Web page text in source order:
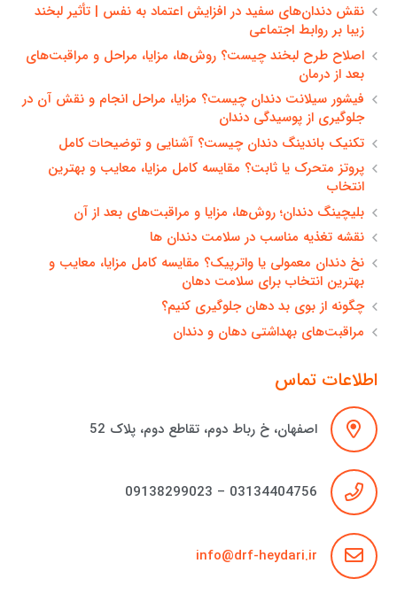
نقش دندان‌های سفید در افزایش اعتماد به نفس | تأثیر لبخند
زیبا بر روابط اجتماعی
اصلاح طرح لبخند چیست؟ روش‌ها، مزایا، مراحل و مراقبت‌های
بعد از درمان
فیشور سیلانت دندان چیست؟ مزایا، مراحل انجام و نقش آن در
جلوگیری از پوسیدگی دندان
تکنیک باندینگ دندان چیست؟ آشنایی و توضیحات کامل
پروتز متحرک یا ثابت؟ مقایسه کامل مزایا، معایب و بهترین
انتخاب
بلیچینگ دندان؛ روش‌ها، مزایا و مراقبت‌های بعد از آن
نقشه تغذیه مناسب در سلامت دندان ها
نخ دندان معمولی یا واترپیک؟ مقایسه کامل مزایا، معایب و
بهترین انتخاب برای سلامت دهان
چگونه از بوی بد دهان جلوگیری کنیم؟
مراقبت‌های بهداشتی دهان و دندان
اطلاعات تماس
اصفهان، خ رباط دوم، تقاطع دوم، پلاک 52
03134404756 – 09138299023
info@drf-heydari.ir